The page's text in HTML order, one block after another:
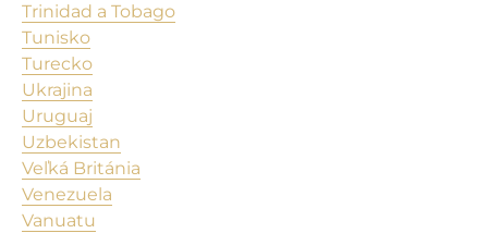
Trinidad a Tobago
Tunisko
Turecko
Ukrajina
Uruguaj
Uzbekistan
Veľká Británia
Venezuela
Vanuatu